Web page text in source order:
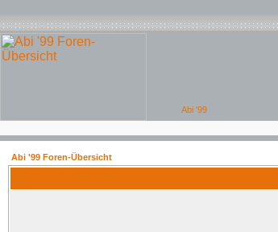
Abi '99 Foren-Übersicht